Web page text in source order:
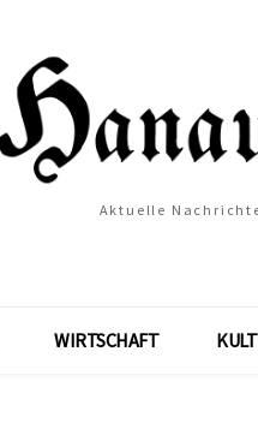
Aktuelle
WIRTSCHAFT